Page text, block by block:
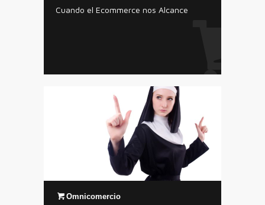
Cuando el Ecommerce nos Alcance
Omnicomercio